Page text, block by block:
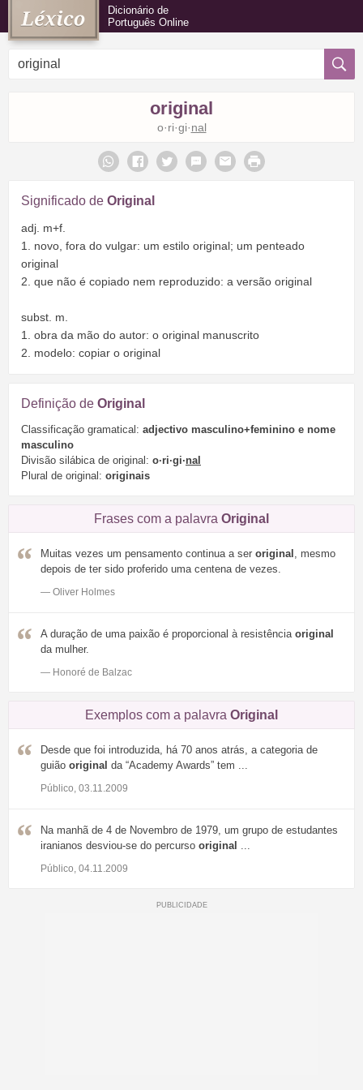
Dicionário de
Português Online
original
o·ri·gi·nal
Significado de Original
adj. m+f.
1. novo, fora do vulgar: um estilo original; um penteado
original
2. que não é copiado nem reproduzido: a versão original
subst. m.
1. obra da mão do autor: o original manuscrito
2. modelo: copiar o original
Definição de Original
Classificação gramatical: adjectivo masculino+feminino e nome
masculino
Divisão silábica de original: o·ri·gi·nal
Plural de original: originais
Frases com a palavra Original
Muitas vezes um pensamento continua a ser original , mesmo
depois de ter sido proferido uma centena de vezes.
— Oliver Holmes
A duração de uma paixão é proporcional à resistência original
da mulher.
— Honoré de Balzac
Exemplos com a palavra Original
Desde que foi introduzida, há 70 anos atrás, a categoria de
guião original da “Academy Awards” tem ...
Público, 03.11.2009
Na manhã de 4 de Novembro de 1979, um grupo de estudantes
iranianos desviou-se do percurso original
Público, 04.11.2009